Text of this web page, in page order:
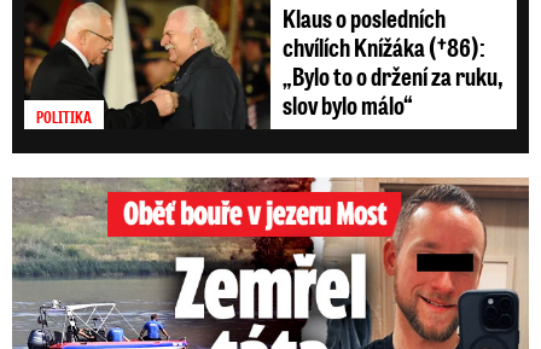
POLITIKA
Klaus o posledních
chvílích Knížáka (†86):
„Bylo to o držení za ruku,
slov bylo málo“
Oběť bouře v jezeru Most: Zemřel táta Dominik (†28)